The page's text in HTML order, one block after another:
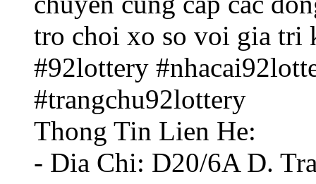
tro choi xo so voi gia tri
#92lottery
#trangchu92lottery
Thong Tin Lien He:
- Dia Chi: D20/6A D.